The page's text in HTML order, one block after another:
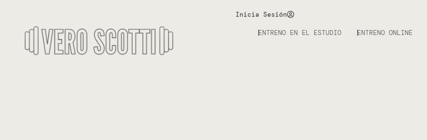
Inicia Sesión
ENTRENO EN EL ESTUDIO ENTRENO ONLINE